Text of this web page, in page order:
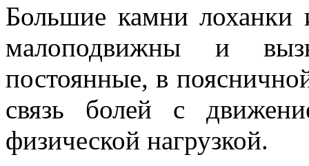
Большие камни лоханки
малоподвижны и
постоянные, в
связь болей с
физической нагрузкой.